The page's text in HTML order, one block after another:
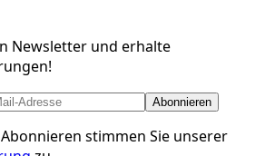
Newsletter und erhalte
Abonnieren
stimmen Sie unserer